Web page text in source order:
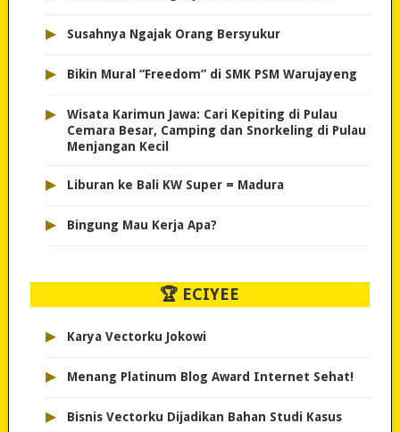
▸ Susahnya Ngajak Orang Bersyukur
▸ Bikin Mural “Freedom” di SMK PSM Warujayeng
▸
Wisata Karimun Jawa: Cari Kepiting di Pulau
Cemara Besar, Camping dan Snorkeling di Pulau
Menjangan Kecil
▸ Liburan ke Bali KW Super = Madura
▸ Bingung Mau Kerja Apa?
🏆 ECIYEE
▸ Karya Vectorku Jokowi
▸ Menang Platinum Blog Award Internet Sehat!
▸ Bisnis Vectorku Dijadikan Bahan Studi Kasus